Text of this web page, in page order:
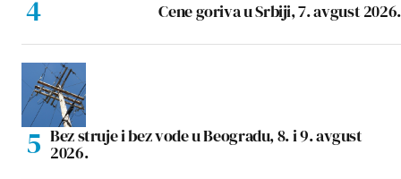
Cene goriva u Srbiji, 7. avgust 2026.
Bez struje i bez vode u Beogradu, 8. i 9. avgust
2026.